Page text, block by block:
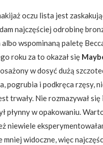
oczu lista jest
najczęściej odrobinę
wspominaną paletę
roku za to okazał się
w dosyć dużą
pogrubia i podkręca rzęsy,
trwały. Nie rozmazywał się
płynny w opakowaniu.
niewiele
mniej widoczne, więc